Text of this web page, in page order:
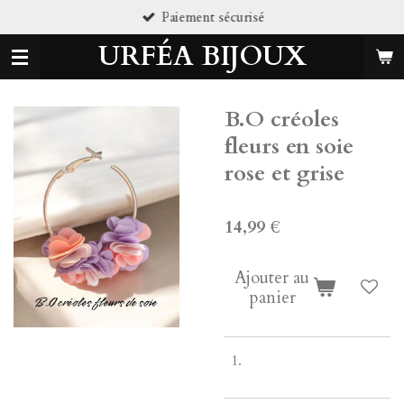
au
contenu
principal
URFÉA BIJOUX
B.O créoles
fleurs en soie
rose et grise
14,99 €
Ajouter au
panier